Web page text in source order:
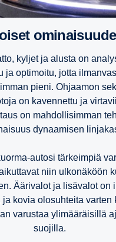
kyljet ja alusta on
ja optimoitu, jotta
pieni. Ohjaamon
on kavennettu ja
on mahdollisimman
dynaamisen
autosi tärkeimpiä
niin ulkonäköön
Äärivalot ja lisävalot on
ja kovia olosuhteita varten
varustaa ylimääräisillä
suojilla.